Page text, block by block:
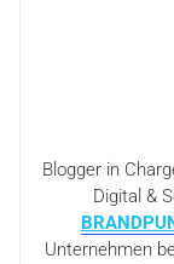
Blogger in
Digital &
Unternehmen